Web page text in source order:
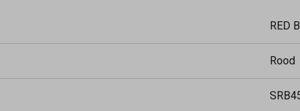
RED
Rood